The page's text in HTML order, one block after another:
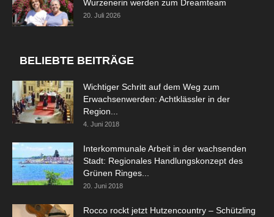
Wurzenerin werden zum Dreamteam
20. Juli 2026
BELIEBTE BEITRÄGE
Wichtiger Schritt auf dem Weg zum
Erwachsenwerden: Achtklässler in der
Region...
4. Juni 2018
Interkommunale Arbeit in der wachsenden
Stadt: Regionales Handlungskonzept des
Grünen Ringes...
20. Juni 2018
Rocco rockt jetzt Hutzencountry – Schützling